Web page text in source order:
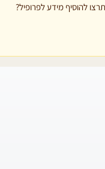
להוסיף מידע לפרופיל?